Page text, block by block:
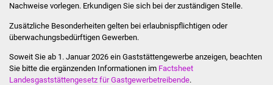
Kulturhalle
Nachweise vorlegen. Erkundigen Sie sich bei der zuständigen Stelle.
Zusätzliche Besonderheiten gelten bei erlaubnispflichtigen oder
überwachungsbedürftigen Gewerben.
Soweit Sie ab 1. Januar 2026 ein Gaststättengewerbe anzeigen, beachten
Sie bitte die ergänzenden Informationen im Factsheet
Landesgaststättengesetz für Gastgewerbetreibende.